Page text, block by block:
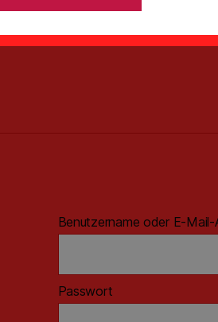
Benutzername oder E-Mail-
Passwort